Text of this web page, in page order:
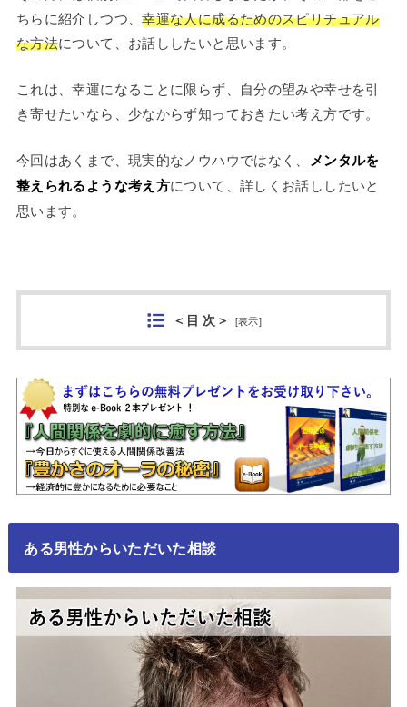
ちらに紹介しつつ、幸運な人に成るためのスピリチュアル
な方法について、お話ししたいと思います。
これは、幸運になることに限らず、自分の望みや幸せを引
き寄せたいなら、少なからず知っておきたい考え方です。
今回はあくまで、現実的なノウハウではなく、 メンタルを
整えられるような考え方について、詳しくお話ししたいと
思います。
＜目 次＞ [表示]
ある男性からいただいた相談